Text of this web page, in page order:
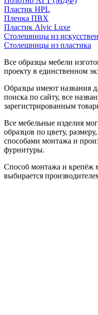
Пластик HPL
Пленка ПВХ
Пластик Alvic Luxe
Столешницы из
Столешницы из пластика
Все образцы мебели
проекту в единственном
Образцы имеют названия
поиска по сайту, все
зарегистрированным
Все мебельные изделия
образцов по цвету,
способами монтажа и
фурнитуры.
Способ монтажа и крепёж
выбирается